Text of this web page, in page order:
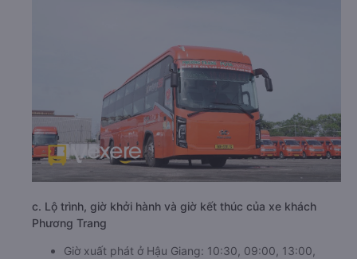
c. Lộ trình, giờ khởi hành và giờ kết thúc của xe khách
Phương Trang
Giờ xuất phát ở Hậu Giang: 10:30, 09:00, 13:00,